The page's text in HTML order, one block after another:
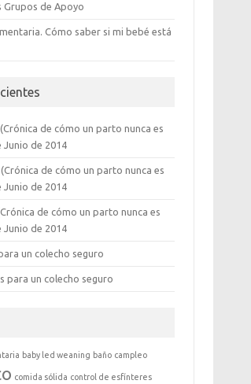
Grupos de Apoyo
Cómo saber si mi bebé está
de cómo un parto nunca es
Junio de 2014
de cómo un parto nunca es
Junio de 2014
de cómo un parto nunca es
Junio de 2014
un colecho seguro
para un colecho seguro
baby led weaning baño campleo
comida sólida control de esfínteres